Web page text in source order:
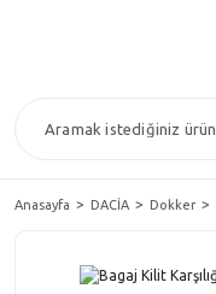
Anasayfa DACİA Dokker